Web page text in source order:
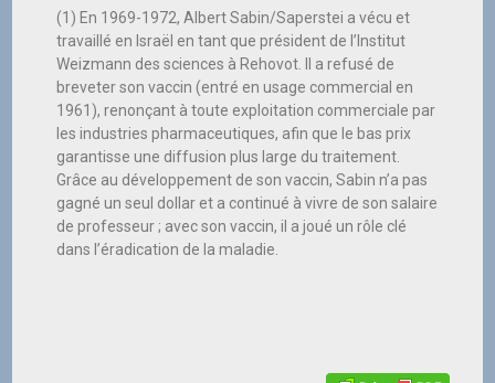
(1) En 1969-1972, Albert Sabin/Saperstei a vécu et
travaillé en Israël en tant que président de l’Institut
Weizmann des sciences à Rehovot. Il a refusé de
breveter son vaccin (entré en usage commercial en
1961), renonçant à toute exploitation commerciale par
les industries pharmaceutiques, afin que le bas prix
garantisse une diffusion plus large du traitement.
Grâce au développement de son vaccin, Sabin n’a pas
gagné un seul dollar et a continué à vivre de son salaire
de professeur ; avec son vaccin, il a joué un rôle clé
dans l’éradication de la maladie.